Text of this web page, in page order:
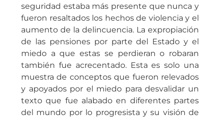
seguridad estaba más presente que nunca y
fueron resaltados los hechos de violencia y el
aumento de la delincuencia. La expropiación
de las pensiones por parte del Estado y el
miedo a que estas se perdieran o robaran
también fue acrecentado. Esta es solo una
muestra de conceptos que fueron relevados
y apoyados por el miedo para desvalidar un
texto que fue alabado en diferentes partes
del mundo por lo progresista y su visión de